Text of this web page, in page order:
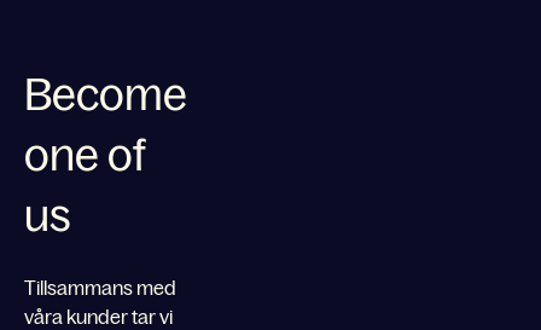
Become
one of
us
Tillsammans med
våra kunder tar vi